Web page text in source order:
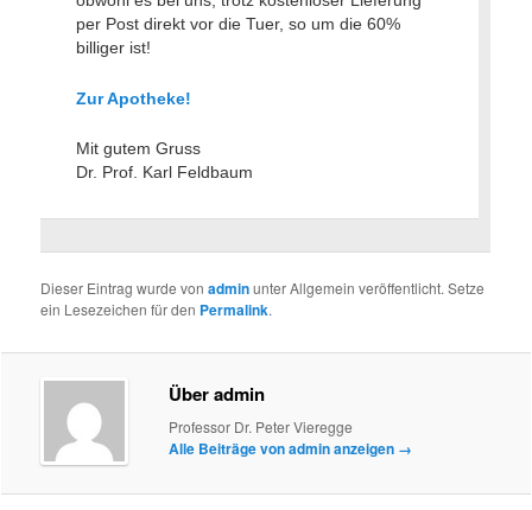
per Post direkt vor die Tuer, so um die 60%
billiger ist!
Zur Apotheke!
Mit gutem Gruss
Dr. Prof. Karl Feldbaum
Dieser Eintrag wurde vonadminunter Allgemein veröffentlicht. Setze
ein Lesezeichen für den Permalink.
Über admin
Professor Dr. Peter Vieregge
Alle Beiträge von admin anzeigen →